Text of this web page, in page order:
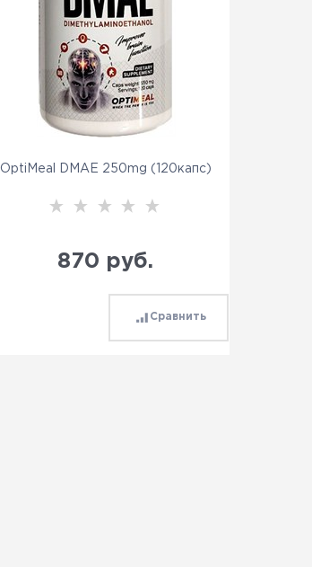
OptiMeal DMAE 250mg (120капс)
870 руб.
Сравнить